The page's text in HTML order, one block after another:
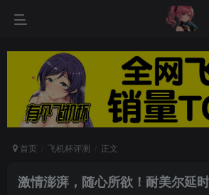
首页 飞机杯评测 正文
激情澎湃，随心所欲！耐美尔延